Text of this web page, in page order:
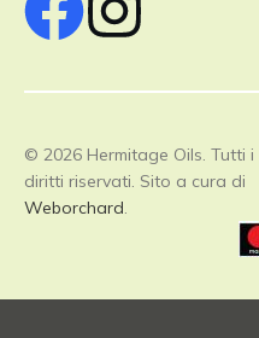
© 2026 Hermitage Oils. Tutti i
diritti riservati. Sito a cura di
Weborchard.